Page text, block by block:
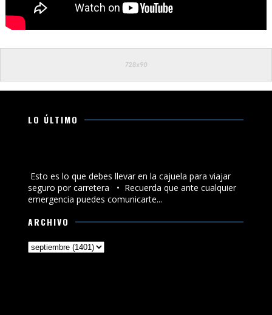
LO ÚLTIMO
Esto es lo que debes llevar en la cajuela para viajar
seguro por carretera •⁠ ⁠Recuerda que ante cualquier
emergencia puedes comunicarte...
ARCHIVO